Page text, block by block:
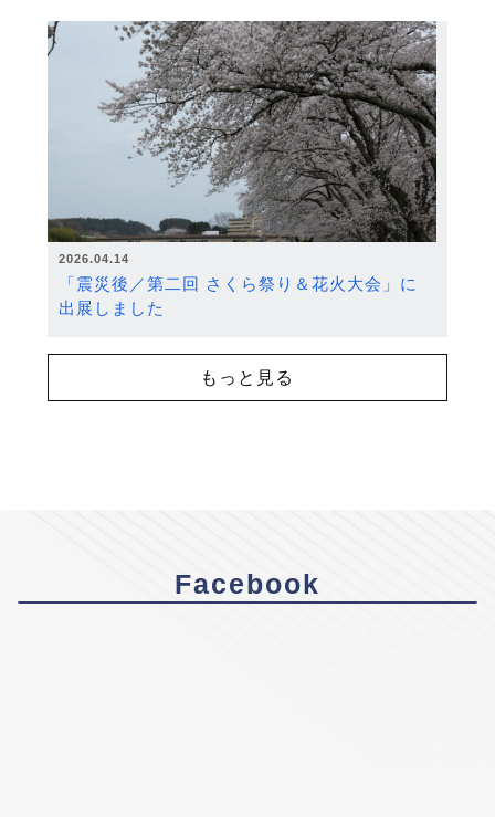
2026.04.14
「震災後／第二回 さくら祭り＆花火大会」に
出展しました
もっと見る
Facebook